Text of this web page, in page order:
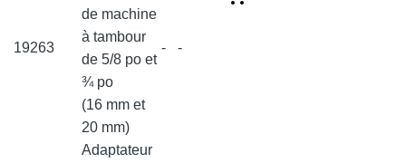
19263
de machine
à tambour
de 5/8 po et
¾ po
(16 mm et
20 mm)
- -
Adaptateur